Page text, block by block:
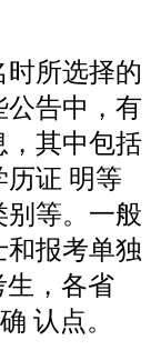
所选择的
公告中，有
，其中包括
历证 明等
别等。一般
和报考单独
生，各省
认点。